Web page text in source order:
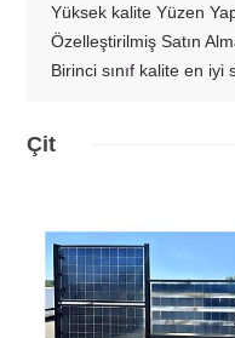
Yüksek kalite Yüzen
Özelleştirilmiş Satın
Birinci sınıf kalite en iyi
Çit